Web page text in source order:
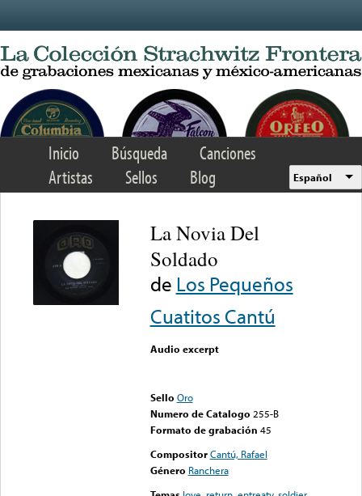
Inicio Búsqueda
Canciones
Artistas
Sellos Blog Español
La Novia Del
Soldado
de Los Pequeños
Cuatitos Cantú
Audio excerpt
Sello Oro
Numero de Catalogo 255-B
Formato de grabación 45
Compositor Cantú, Rafael
Género Ranchera